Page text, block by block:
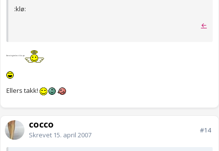
:klø:
←
Sånne ting tenker vi ikke på
Ellers takk!
cocco
Skrevet 15. april 2007
#14